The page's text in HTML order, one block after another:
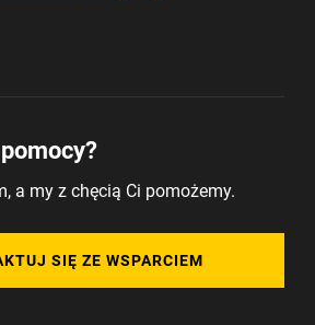
a my z chęcią Ci pomożemy.
SIĘ ZE WSPARCIEM